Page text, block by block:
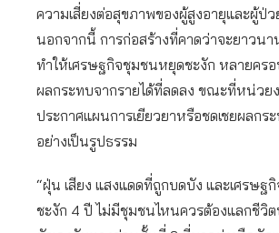
ความเสี่ยงต่อสุขภาพของผู้สูงอายุและผู้ป่ว
นอกจากนี้ การก่อสร้างที่คาดว่าจะยาวนา
ทำให้เศรษฐกิจชุมชนหยุดชะงัก หลายครอ
ผลกระทบจากรายได้ที่ลดลง ขณะที่หน่วยง
ประกาศแผนการเยียวยาหรือชดเชยผลกร
อย่างเป็นรูปธรรม
“ฝุ่น เสียง แสงแดดที่ถูกบดบัง และเศรษฐ
ชะงัก 4 ปี ไม่มีชุมชนไหนควรต้องแลกชีวิ